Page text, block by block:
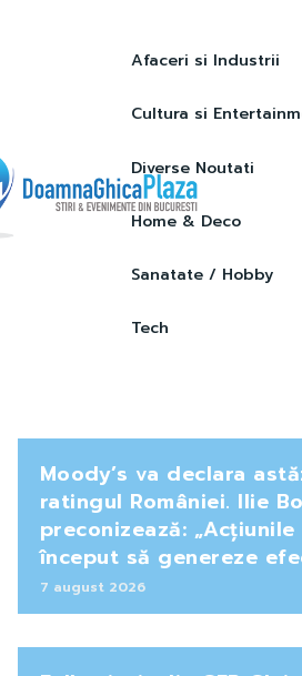
Afaceri si Industrii
Cultura si
Diverse Noutati
Home & Deco
Sanatate / Hobby
Tech
Moody’s va declara
ratingul României. Ilie
preconizează: „Acțiunile
început să genereze
7 august 2026